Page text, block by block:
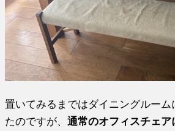
置いてみるまではダイニングルーム
たのですが、通常のオフィスチェ